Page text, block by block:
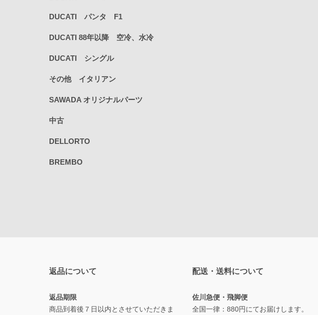
DUCATI パンタ F1
DUCATI 88年以降 空冷、水冷
DUCATI シングル
その他 イタリアン
SAWADA オリジナルパーツ
中古
DELLORTO
BREMBO
返品について
返品期限
商品到着後７日以内とさせていただきま
配送・送料について
佐川急便・飛脚便
全国一律：880円にてお届けします。